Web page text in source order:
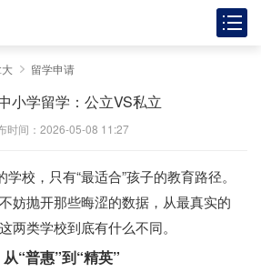
留学申请
小学留学：公立VS私立
时间：2026-05-08 11:27
学校，只有“最适合”孩子的教育路径。
妨抛开那些晦涩的数据，从最真实的
两类学校到底有什么不同。
“普惠”到“精英”